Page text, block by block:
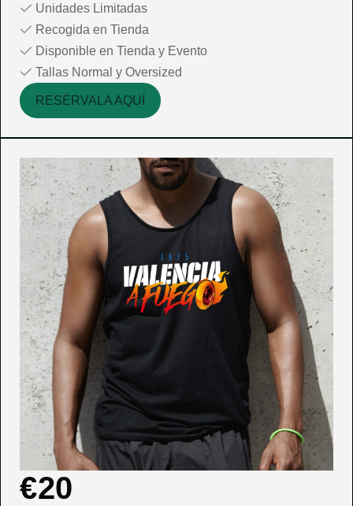
Unidades Limitadas
Recogida en Tienda
Disponible en Tienda y Evento
Tallas Normal y Oversized
RESÉRVALA AQUÍ
€20